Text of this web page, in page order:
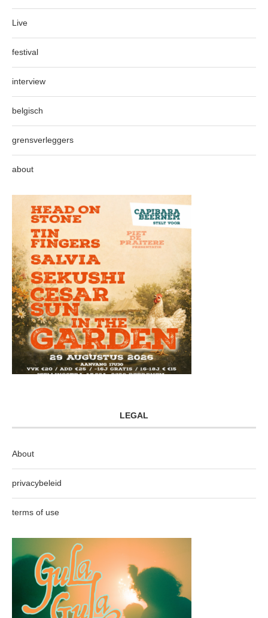
Live
festival
interview
belgisch
grensverleggers
about
LEGAL
About
privacybeleid
terms of use